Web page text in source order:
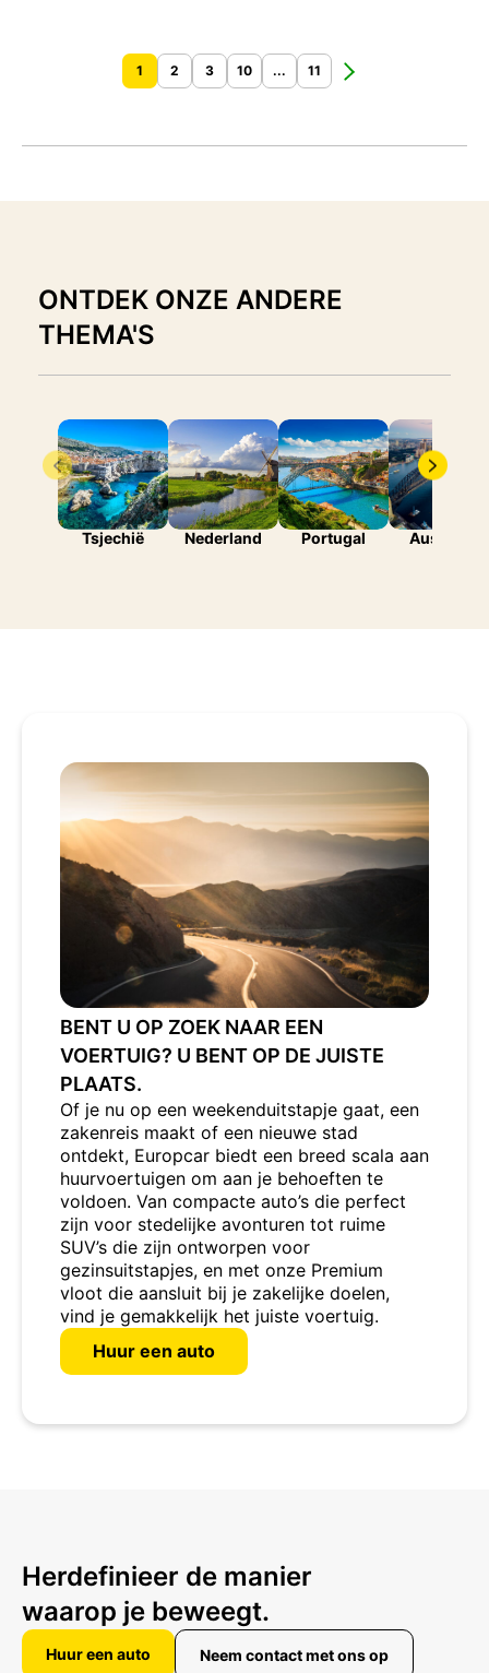
1 2 3 10 ... 11
ONTDEK ONZE ANDERE
THEMA'S
Tsjechië Nederland Portugal Australië
BENT U OP ZOEK NAAR EEN
VOERTUIG? U BENT OP DE JUISTE
PLAATS.
Of je nu op een weekenduitstapje gaat, een
zakenreis maakt of een nieuwe stad
ontdekt, Europcar biedt een breed scala aan
huurvoertuigen om aan je behoeften te
voldoen. Van compacte auto’s die perfect
zijn voor stedelijke avonturen tot ruime
SUV’s die zijn ontworpen voor
gezinsuitstapjes, en met onze Premium
vloot die aansluit bij je zakelijke doelen,
vind je gemakkelijk het juiste voertuig.
Huur een auto
Herdefinieer de manier
waarop je beweegt.
Huur een auto Neem contact met ons op